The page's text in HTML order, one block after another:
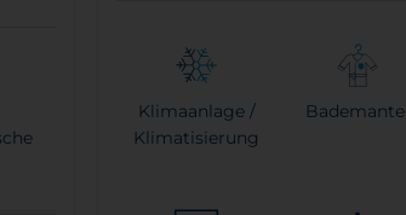
Klimaanlage /
Klimatisierung
Bademantel